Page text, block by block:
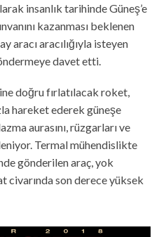
insanlık tarihinde Güneş’e
kazanması beklenen
aracı aracılığıyla isteyen
davet etti.
doğru fırlatılacak roket,
hareket ederek güneşe
aurasını, rüzgarları ve
Termal mühendislikte
gönderilen araç, yok
civarında son derece yüksek